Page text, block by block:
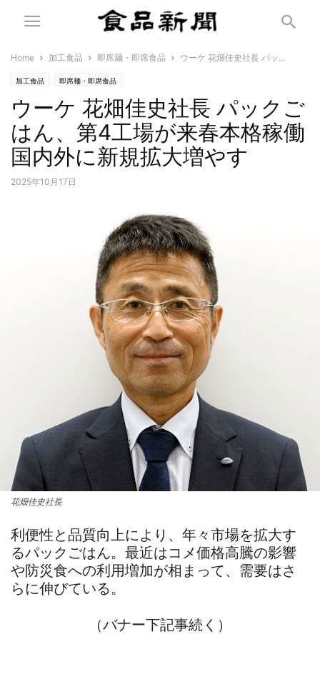
Home 加工食品 即席麺・即席食品 ウーケ 花畑佳史社長 パッ...
加工食品 即席麺・即席食品
ウーケ 花畑佳史社長 パックご
はん、第4工場が来春本格稼働
国内外に新規拡大増やす
2025年10月17日
花畑佳史社長
利便性と品質向上により、年々市場を拡大す
るパックごはん。最近はコメ価格高騰の影響
や防災食への利用増加が相まって、需要はさ
らに伸びている。
（バナー下記事続く）